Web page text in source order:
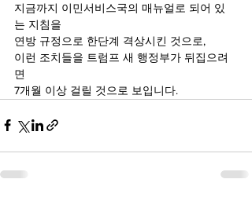
지금까지 이민서비스국의 매뉴얼로 되어 있
는 지침을
연방 규정으로 한단계 격상시킨 것으로,
이런 조치들을 트럼프 새 행정부가 뒤집으려
면
7개월 이상 걸릴 것으로 보입니다.